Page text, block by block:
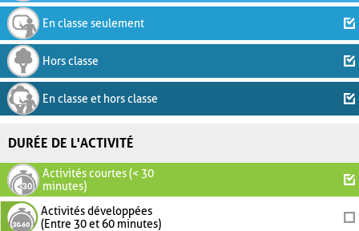
En classe seulement
Hors classe
En classe et hors classe
DURÉE DE L'ACTIVITÉ
Activités courtes (< 30
minutes)
Activités développées
(Entre 30 et 60 minutes)